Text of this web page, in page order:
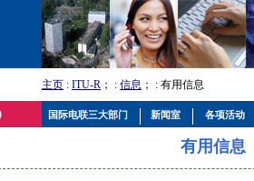
主页 : ITU-R ； : 信息 ； : 有用信息
有用信息
国际电联三大部门 新闻室 各项活动